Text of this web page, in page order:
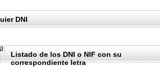
DNI
Listado de los DNI o NIF con su
correspondiente letra